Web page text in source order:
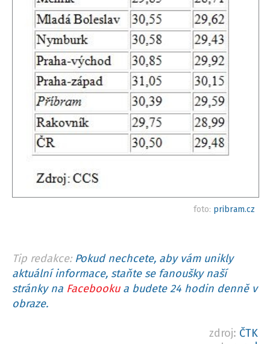
foto: pribram.cz
Tip redakce: Pokud nechcete, aby vám unikly
aktuální informace, staňte se fanoušky naší
stránky na Facebookua budete 24 hodin denně v
obraze.
zdroj: ČTK